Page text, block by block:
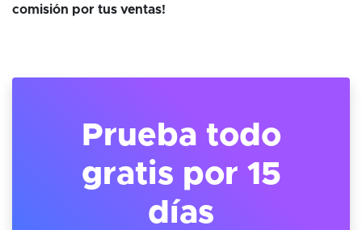
comisión por tus ventas!
Prueba todo
gratis por 15
días